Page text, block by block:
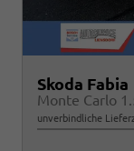
Skoda Fabia
Monte Carlo
unverbindliche